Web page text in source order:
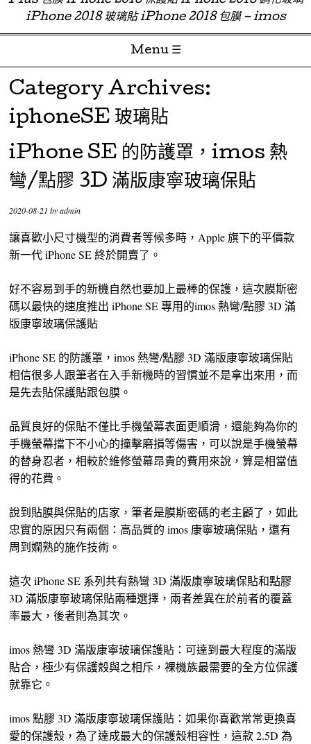
iPhone 2018 玻璃貼 iPhone 2018 包膜 – imos
Menu ☰
Skip to content
Category Archives:
iphoneSE 玻璃貼
iPhone SE 的防護罩，imos 熱
彎/點膠 3D 滿版康寧玻璃保貼
2020-08-21 byadmin
讓喜歡小尺寸機型的消費者等候多時，Apple 旗下的平價款
新一代 iPhone SE 終於開賣了。
好不容易到手的新機自然也要加上最棒的保護，這次膜斯密
碼以最快的速度推出 iPhone SE 專用的imos 熱彎/點膠 3D 滿
版康寧玻璃保護貼
iPhone SE 的防護罩，imos 熱彎/點膠 3D 滿版康寧玻璃保貼
相信很多人跟筆者在入手新機時的習慣並不是拿出來用，而
是先去貼保護貼跟包膜。
品質良好的保貼不僅比手機螢幕表面更順滑，還能夠為你的
手機螢幕擋下不小心的撞擊磨損等傷害，可以說是手機螢幕
的替身忍者，相較於維修螢幕昂貴的費用來說，算是相當值
得的花費。
說到貼膜與保貼的店家，筆者是膜斯密碼的老主顧了，如此
忠實的原因只有兩個：高品質的 imos 康寧玻璃保貼，還有
周到嫻熟的施作技術。
這次 iPhone SE 系列共有熱彎 3D 滿版康寧玻璃保貼和點膠
3D 滿版康寧玻璃保貼兩種選擇，兩者差異在於前者的覆蓋
率最大，後者則為其次。
imos 熱彎 3D 滿版康寧玻璃保護貼：可達到最大程度的滿版
貼合，極少有保護殼與之相斥，裸機族最需要的全方位保護
就靠它。
imos 點膠 3D 滿版康寧玻璃保護貼：如果你喜歡常常更換喜
愛的保護殼，為了達成最大的保護殼相容性，這款 2.5D 為